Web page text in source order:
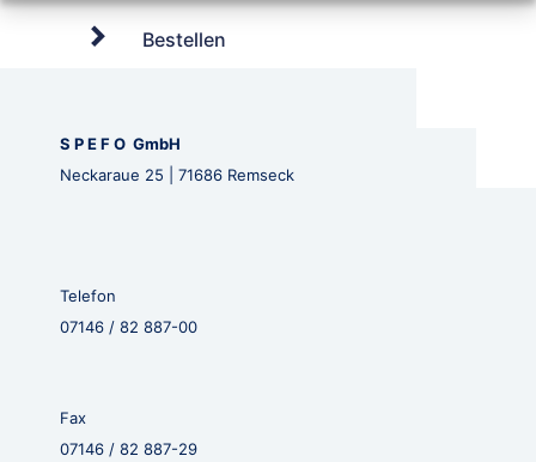
Bestellen
S P E F O GmbH
Neckaraue 25 | 71686 Remseck
Telefon
07146 / 82 887-00
Fax
07146 / 82 887-29